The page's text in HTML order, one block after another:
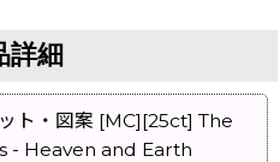
詳細
ト・図案 [MC][25ct] The
- Heaven and Earth